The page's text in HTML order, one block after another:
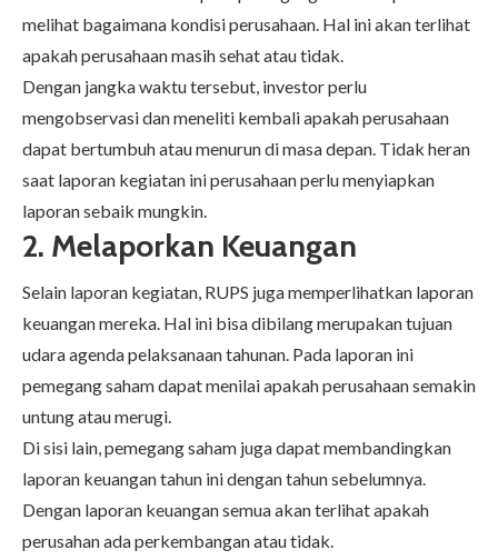
melihat bagaimana kondisi perusahaan. Hal ini akan terlihat
apakah perusahaan masih sehat atau tidak.
Dengan jangka waktu tersebut, investor perlu
mengobservasi dan meneliti kembali apakah perusahaan
dapat bertumbuh atau menurun di masa depan. Tidak heran
saat laporan kegiatan ini perusahaan perlu menyiapkan
laporan sebaik mungkin.
2. Melaporkan Keuangan
Selain laporan kegiatan, RUPS juga memperlihatkan laporan
keuangan mereka. Hal ini bisa dibilang merupakan tujuan
udara agenda pelaksanaan tahunan. Pada laporan ini
pemegang saham dapat menilai apakah perusahaan semakin
untung atau merugi.
Di sisi lain, pemegang saham juga dapat membandingkan
laporan keuangan tahun ini dengan tahun sebelumnya.
Dengan laporan keuangan semua akan terlihat apakah
perusahan ada perkembangan atau tidak.